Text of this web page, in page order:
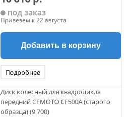
под заказ
Привезем к 22 августа
Добавить в корзину
Подробнее
Диск колесный для квадроцикла
передний CFMOTO CF500A (старого
образца) (9 700)